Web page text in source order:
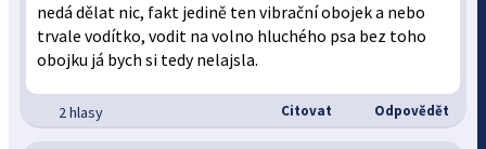
nedá dělat nic, fakt jedině ten vibrační obojek a nebo
trvale vodítko, vodit na volno hluchého psa bez toho
obojku já bych si tedy nelajsla.
2 hlasy Citovat Odpovědět